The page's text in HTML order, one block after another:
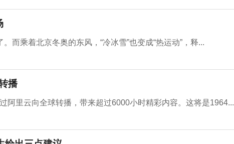
而乘着北京冬奥的东风，“冷冰雪”也变成“热运动”，释...
播
阿里云向全球转播，带来超过6000小时精彩内容。这将是1964...